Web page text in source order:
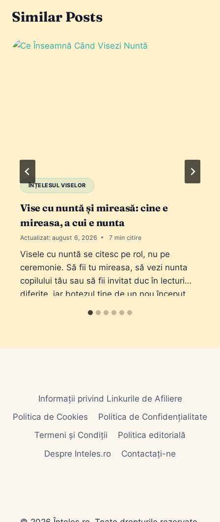
Similar Posts
ÎNȚELESUL VISELOR
Vise cu nuntă și mireasă: cine e
mireasa, a cui e nunta
Actualizat: august 6, 2026 7
Visele cu nuntă se citesc pe rol, nu pe
ceremonie. Să fii tu mireasa, să vezi nunta
copilului tău sau să fii invitat duc în lecturi
diferite, iar botezul ține de un nou început.
Informații privind Linkurile de Afiliere
Politica de Cookies
Politica de Confidențialitate
Termeni și Condiții
Politica editorială
Despre Inteles.ro
Contactați-ne